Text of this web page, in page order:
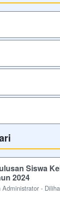
Siswa
2024
-